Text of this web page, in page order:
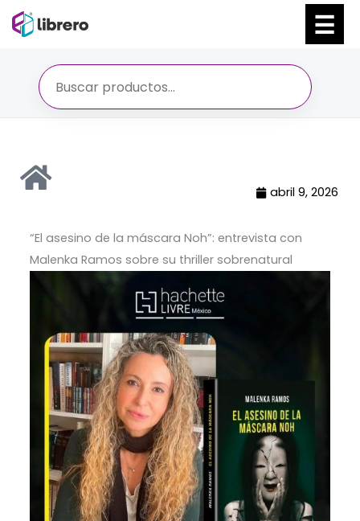
abril 9, 2026
“El asesino de la máscara Noh”: entrevista con
Malenka Ramos sobre su thriller sobrenatural